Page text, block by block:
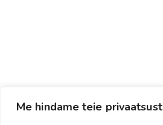
Me hindame teie privaatsust